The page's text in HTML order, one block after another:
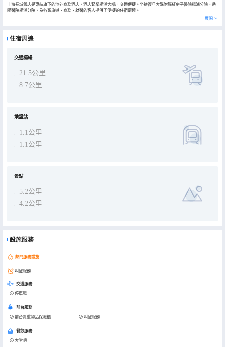
上海長城飯店是東航旗下的涉外商務酒店，酒店緊鄰楊浦大橋，交通便捷。坐擁復旦大學附屬紅房子醫院楊浦分院、岳
陽醫院楊浦分院，為各類旅遊、商務、就醫的客人提供了便捷的住宿環境。
上海長城飯店擁有各類高性價比的客房可供選擇。客房寬敞明亮，配有空調、有線電視、寬帶上網、24小時熱水等，另
展開
住宿周邊
交通樞紐
21.5公里
8.7公里
地鐵站
1.1公里
1.1公里
景點
5.2公里
4.2公里
設施服務
熱門服務設施
叫醒服務
交通服務
停車場
前台服務
前台貴重物品保險櫃 叫醒服務
餐飲服務
大堂吧